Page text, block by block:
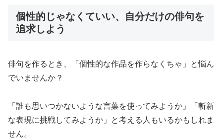
個性的じゃなくていい、自分だけの俳句を
追求しよう
俳句を作るとき、「個性的な作品を作らなくちゃ」と悩ん
でいませんか？
「誰も思いつかないような言葉を使ってみようか」「斬新
な表現に挑戦してみようか」と考える人もいるかもしれま
せん。